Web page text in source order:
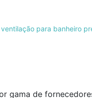
para banheiro
gama de